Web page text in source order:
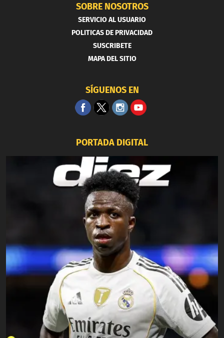
SOBRE NOSOTROS
SERVICIO AL USUARIO
POLITICAS DE PRIVACIDAD
SUSCRIBETE
MAPA DEL SITIO
SÍGUENOS EN
PORTADA DIGITAL